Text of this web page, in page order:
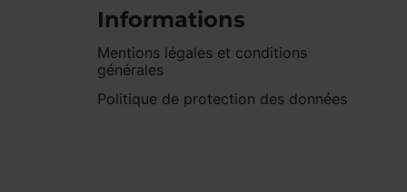
Informations
Mentions légales et conditions
générales
Politique de protection des données